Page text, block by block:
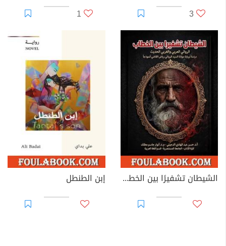
3
1
الشيطان تشفيرًا بين الخطاب الروائي العربي والغربي الحديث إبن الطنطل